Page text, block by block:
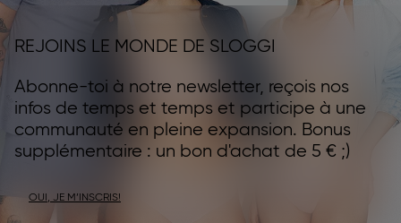
REJOINS LE MONDE DE SLOGGI
Abonne-toi à notre newsletter, reçois nos
infos de temps et temps et participe à une
communauté en pleine expansion. Bonus
supplémentaire : un bon d'achat de 5 € ;)
OUI, JE M’INSCRIS!